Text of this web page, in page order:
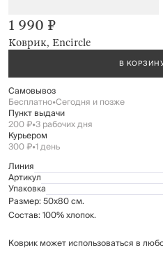
Коврик, Encircle
1 990 ₽
В
Самовывоз
Бесплатно•Сегодня и позже
Пункт выдачи
200 ₽•3 рабочих дня
Курьером
300 ₽•1 день
Линия
Артикул
Упаковка
Размер: 50х80 см.
Состав: 100% хлопок.
Коврик может использоваться в